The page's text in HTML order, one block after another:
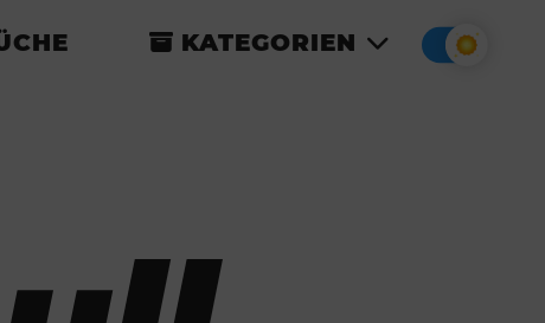
KATEGORIEN